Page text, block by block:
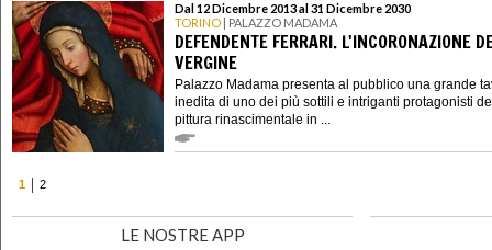
Dal 12 Dicembre 2013 al 31 Dicembre 2030
TORINO | PALAZZO MADAMA
DEFENDENTE FERRARI. L'INCORONAZIONE
VERGINE
Palazzo Madama presenta al pubblico una grande
inedita di uno dei più sottili e intriganti protagonisti
pittura rinascimentale in ...
1 2
LE NOSTRE APP